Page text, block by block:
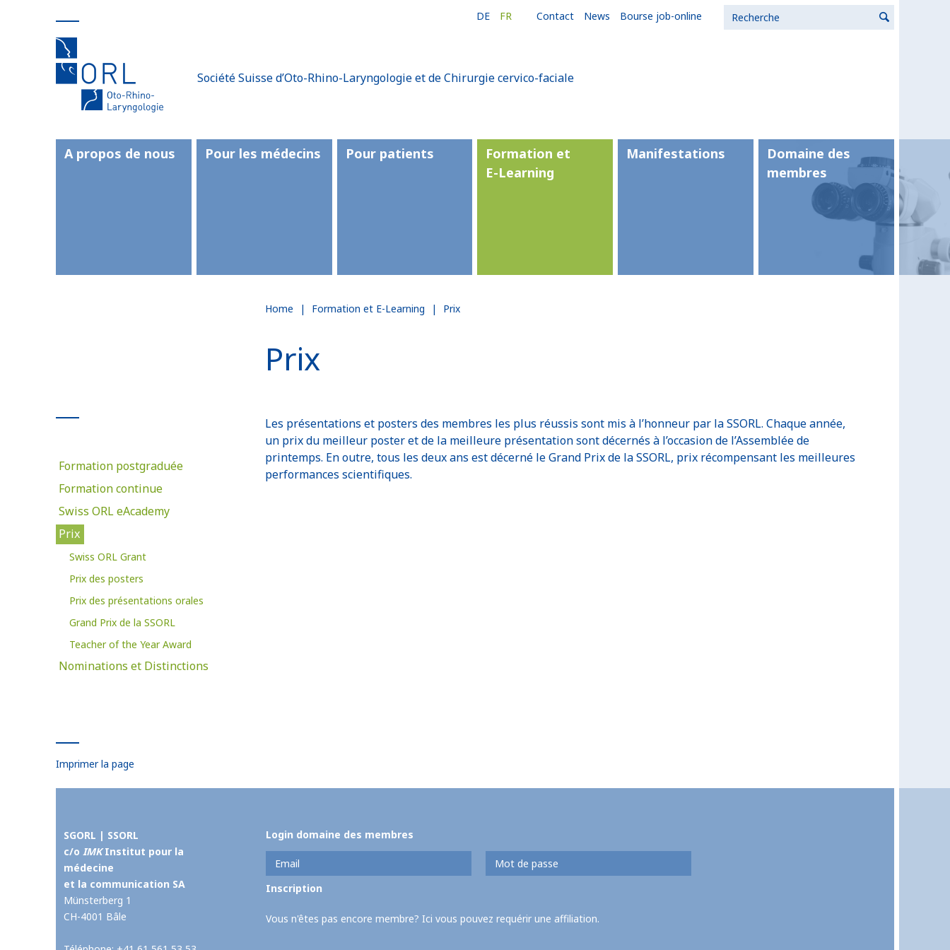
Contact News Bourse job-online
DE FR
Société Suisse d’Oto-Rhino-Laryngologie et de Chirurgie cervico-faciale
A propos de nous Pour les médecins Pour patients
Formation et
E-Learning
Manifestations
Domaine des
membres
Formation postgraduée
Formation continue
Swiss ORL eAcademy
Prix
Swiss ORL Grant
Prix des posters
Prix des présentations orales
Grand Prix de la SSORL
Teacher of the Year Award
Nominations et Distinctions
Home | Formation et E-Learning | Prix
Prix
Les présentations et posters des membres les plus réussis sont mis à l’honneur par la SSORL. Chaque année,
un prix du meilleur poster et de la meilleure présentation sont décernés à l’occasion de l’Assemblée de
printemps. En outre, tous les deux ans est décerné le Grand Prix de la SSORL, prix récompensant les meilleures
performances scientifiques.
Imprimer la page
SGORL | SSORL
c/o IMKInstitut pour la
médecine
et la communication SA
Münsterberg 1
CH-4001 Bâle
Login domaine des membres
Vous n'êtes pas encore membre? Ici vous pouvez requérir une affiliation.